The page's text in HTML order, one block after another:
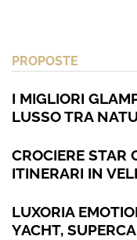
PROPOSTE
I MIGLIORI
LUSSO TRA
CROCIERE STAR
ITINERARI IN
LUXORIA
YACHT,